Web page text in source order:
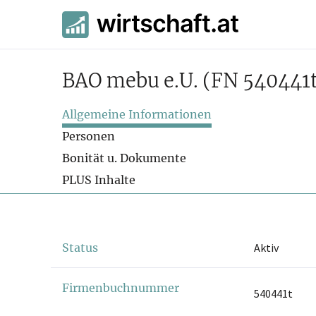
BAO mebu e.U. (FN
Allgemeine Informationen
Personen
Bonität u. Dokumente
PLUS Inhalte
Status Aktiv
Firmenbuchnummer 540441t